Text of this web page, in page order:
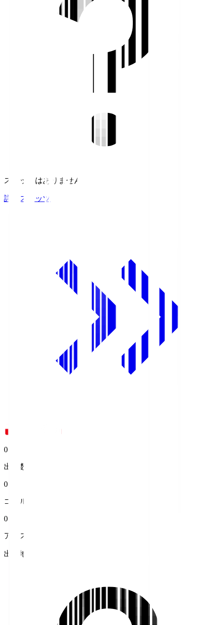
スタッツはありません。
詳細スタッツ
0
出場数
0
ゴール
0
アシスト
出身地